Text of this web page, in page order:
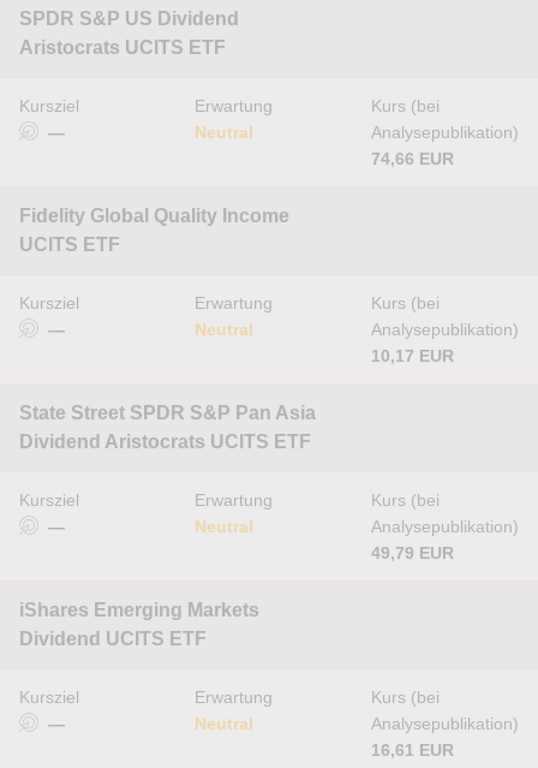
SPDR S&P US Dividend
Aristocrats UCITS ETF
Kursziel
—
Erwartung
Neutral
Kurs (bei
Analysepublikation)
74,66 EUR
Fidelity Global Quality Income
UCITS ETF
Kursziel
—
Erwartung
Neutral
Kurs (bei
Analysepublikation)
10,17 EUR
State Street SPDR S&P Pan Asia
Dividend Aristocrats UCITS ETF
Kursziel
—
Erwartung
Neutral
Kurs (bei
Analysepublikation)
49,79 EUR
iShares Emerging Markets
Dividend UCITS ETF
Kursziel
—
Erwartung
Neutral
Kurs (bei
Analysepublikation)
16,61 EUR